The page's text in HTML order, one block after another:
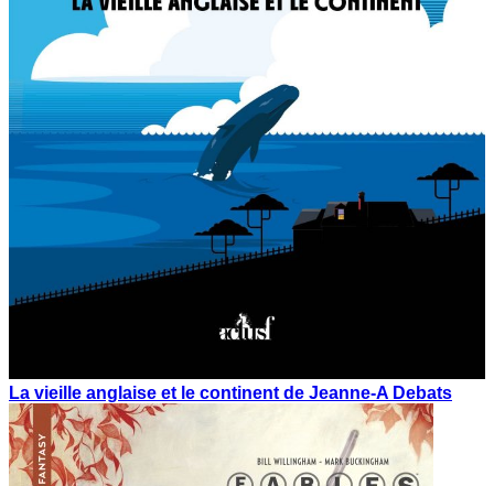
La vieille anglaise et le continent de Jeanne-A Debats